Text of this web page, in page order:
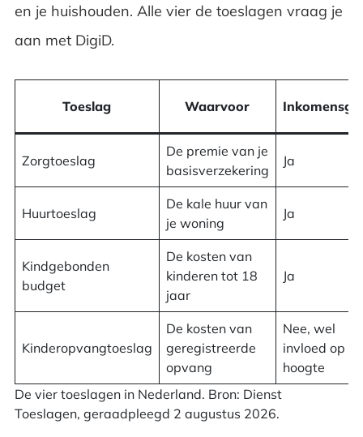
en je huishouden. Alle vier de toeslagen vraag je
aan met DigiD.
Toeslag Waarvoor
Zorgtoeslag
De premie van je
basisverzekering
Ja
Huurtoeslag
De kale huur van
je woning
Ja
Kindgebonden
budget
De kosten van
kinderen tot 18
jaar
Ja
Kinderopvangtoeslag
De kosten van
geregistreerde
opvang
Nee, wel
invloed op de
hoogte
De vier toeslagen in Nederland. Bron: Dienst
Toeslagen, geraadpleegd 2 augustus 2026.